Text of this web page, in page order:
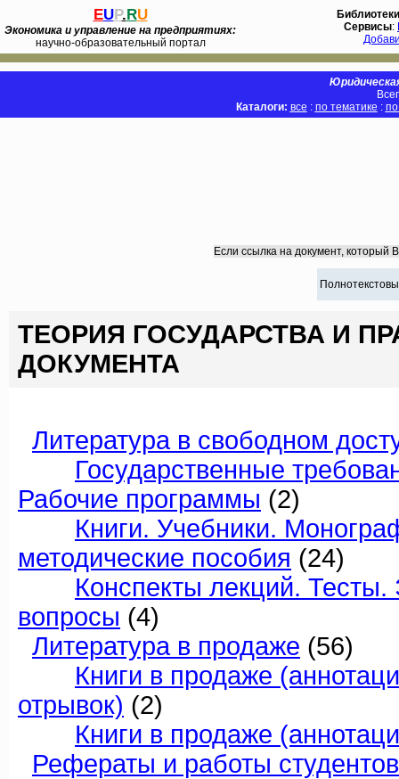
EUP.RU
Экономика и управление на предприятиях:
научно-образовательный портал
Библиотеки
Сервисы:
Каталоги: все : по тематике :
Если ссылка на документ, который
ТЕОРИЯ ГОСУДАРСТВА И
ДОКУМЕНТА
Литература в свободном
Государственные
Рабочие программы (2)
Книги. Учебники.
методические пособия (24)
Конспекты лекций.
вопросы (4)
Литература в продаже (56)
Книги в продаже
отрывок) (2)
Книги в продаже
Рефераты и работы студентов